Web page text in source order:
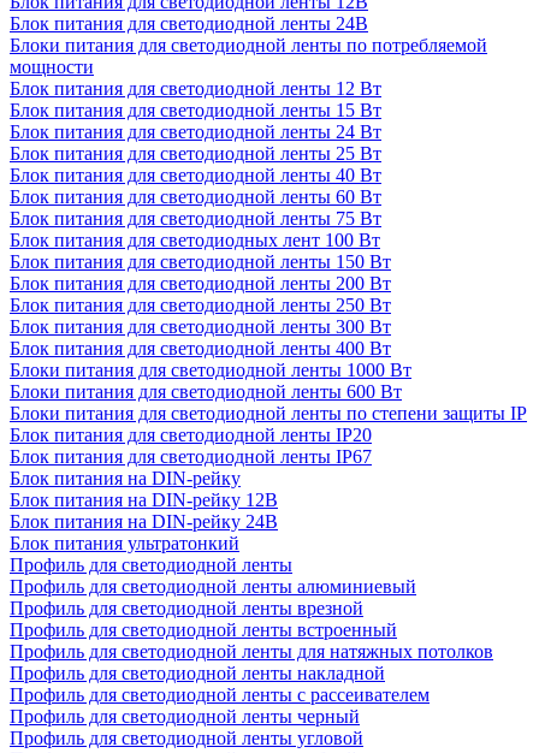
Блок питания для светодиодной ленты 24В
Блоки питания для светодиодной ленты по потребляемой
мощности
Блок питания для светодиодной ленты 12 Вт
Блок питания для светодиодной ленты 15 Вт
Блок питания для светодиодной ленты 24 Вт
Блок питания для светодиодной ленты 25 Вт
Блок питания для светодиодной ленты 40 Вт
Блок питания для светодиодной ленты 60 Вт
Блок питания для светодиодной ленты 75 Вт
Блок питания для светодиодных лент 100 Вт
Блок питания для светодиодной ленты 150 Вт
Блок питания для светодиодной ленты 200 Вт
Блок питания для светодиодной ленты 250 Вт
Блок питания для светодиодной ленты 300 Вт
Блок питания для светодиодной ленты 400 Вт
Блоки питания для светодиодной ленты 1000 Вт
Блоки питания для светодиодной ленты 600 Вт
Блоки питания для светодиодной ленты по степени защиты IP
Блок питания для светодиодной ленты IP20
Блок питания для светодиодной ленты IP67
Блок питания на DIN-рейку
Блок питания на DIN-рейку 12В
Блок питания на DIN-рейку 24В
Блок питания ультратонкий
Профиль для светодиодной ленты
Профиль для светодиодной ленты алюминиевый
Профиль для светодиодной ленты врезной
Профиль для светодиодной ленты встроенный
Профиль для светодиодной ленты для натяжных потолков
Профиль для светодиодной ленты накладной
Профиль для светодиодной ленты с рассеивателем
Профиль для светодиодной ленты черный
Профиль для светодиодной ленты угловой